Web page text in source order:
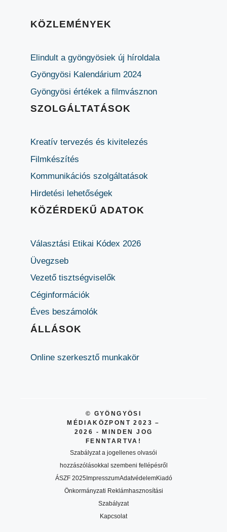
KÖZLEMÉNYEK
Elindult a gyöngyösiek új híroldala
Gyöngyösi Kalendárium 2024
Gyöngyösi értékek a filmvásznon
SZOLGÁLTATÁSOK
Kreatív tervezés és kivitelezés
Filmkészítés
Kommunikációs szolgáltatások
Hirdetési lehetőségek
KÖZÉRDEKŰ ADATOK
Választási Etikai Kódex 2026
Üvegzseb
Vezető tisztségviselők
Céginformációk
Éves beszámolók
ÁLLÁSOK
Online szerkesztő munkakör
© GYÖNGYÖSI
MÉDIAKÖZPONT 2023 –
2026 - MINDEN JOG
FENNTARTVA!
Szabályzat a jogellenes olvasói
hozzászólásokkal szembeni fellépésről
ÁSZF 2025ImpresszumAdatvédelemKiadó
Önkormányzati Reklámhasznosítási
Szabályzat
Kapcsolat